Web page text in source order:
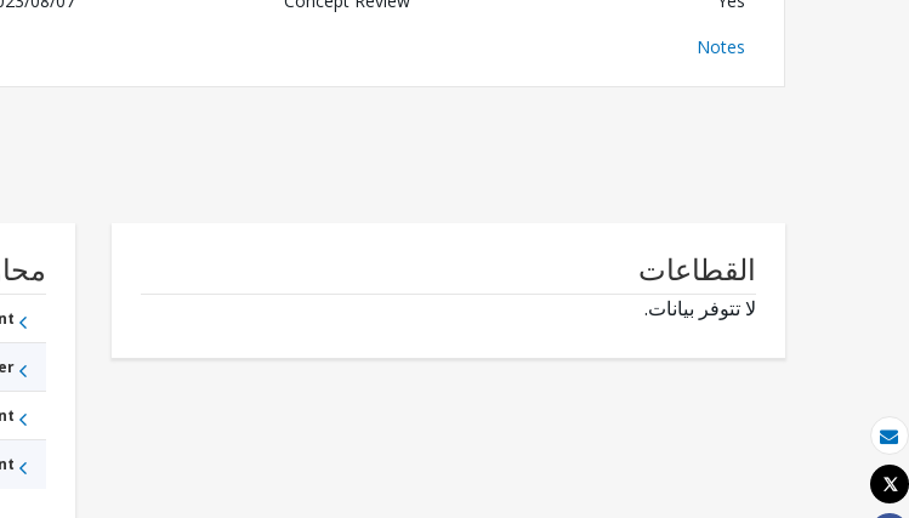
بريد الكتروني
طباعة
Tweet
Notes
القطاعات
لا تتوفر بيانات.